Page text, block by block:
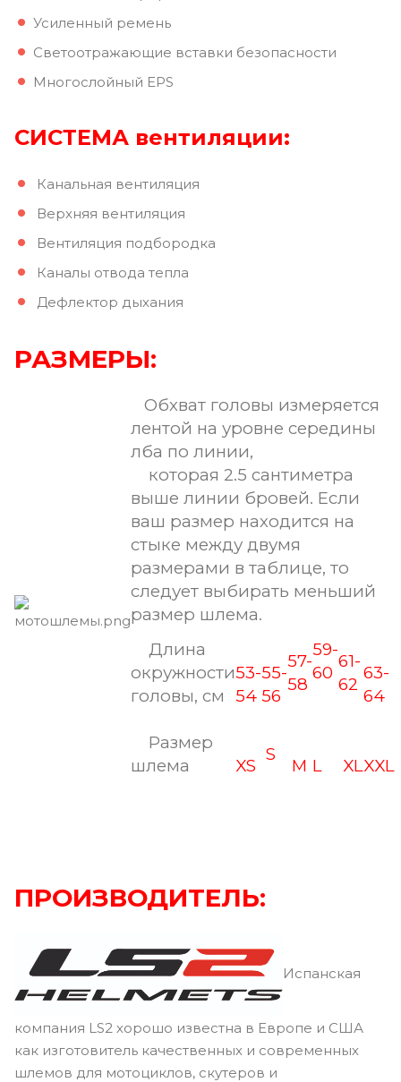
Усиленный ремень
Светоотражающие вставки безопасности
Многослойный EPS
СИСТЕМА вентиляции:
Канальная вентиляция
Верхняя вентиляция
Вентиляция подбородка
Каналы отвода тепла
Дефлектор дыхания
РАЗМЕРЫ:
Обхват головы измеряется
лентой на уровне середины
лба по линии,
которая 2.5 сантиметра
выше линии бровей. Если
ваш размер находится на
стыке между двумя
размерами в таблице, то
следует выбирать меньший
размер шлема.
Длина
окружности
головы, см
53-
54
55-
56
57-
58
59-
60
61-
62
63-
64
Размер
шлема
XS
S
M L XLXXL
ПРОИЗВОДИТЕЛЬ:
Испанская
компания LS2 хорошо известна в Европе и США
как изготовитель качественных и современных
шлемов для мотоциклов, скутеров и